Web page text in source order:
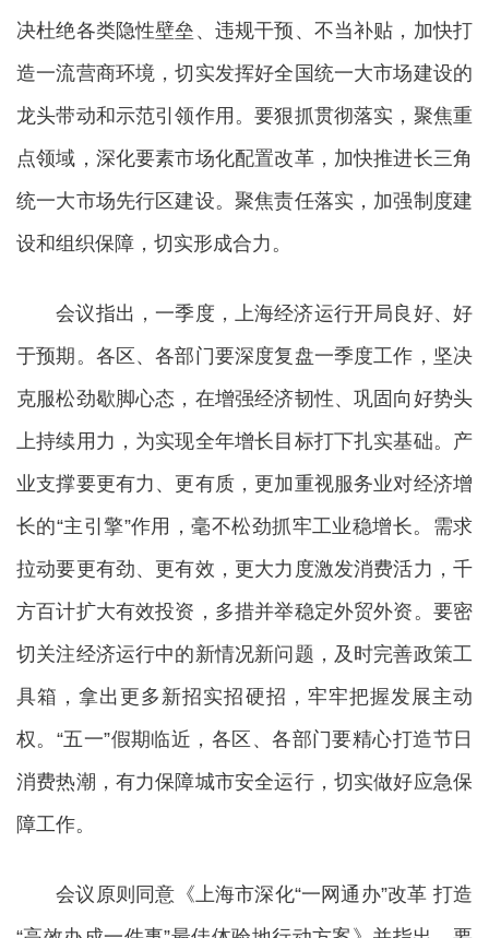
决杜绝各类隐性壁垒、违规干预、不当补贴，加快打
造一流营商环境，切实发挥好全国统一大市场建设的
龙头带动和示范引领作用。要狠抓贯彻落实，聚焦重
点领域，深化要素市场化配置改革，加快推进长三角
统一大市场先行区建设。聚焦责任落实，加强制度建
设和组织保障，切实形成合力。
会议指出，一季度，上海经济运行开局良好、好
于预期。各区、各部门要深度复盘一季度工作，坚决
克服松劲歇脚心态，在增强经济韧性、巩固向好势头
上持续用力，为实现全年增长目标打下扎实基础。产
业支撑要更有力、更有质，更加重视服务业对经济增
长的“主引擎”作用，毫不松劲抓牢工业稳增长。需求
拉动要更有劲、更有效，更大力度激发消费活力，千
方百计扩大有效投资，多措并举稳定外贸外资。要密
切关注经济运行中的新情况新问题，及时完善政策工
具箱，拿出更多新招实招硬招，牢牢把握发展主动
权。“五一”假期临近，各区、各部门要精心打造节日
消费热潮，有力保障城市安全运行，切实做好应急保
障工作。
会议原则同意《上海市深化“一网通办”改革 打造